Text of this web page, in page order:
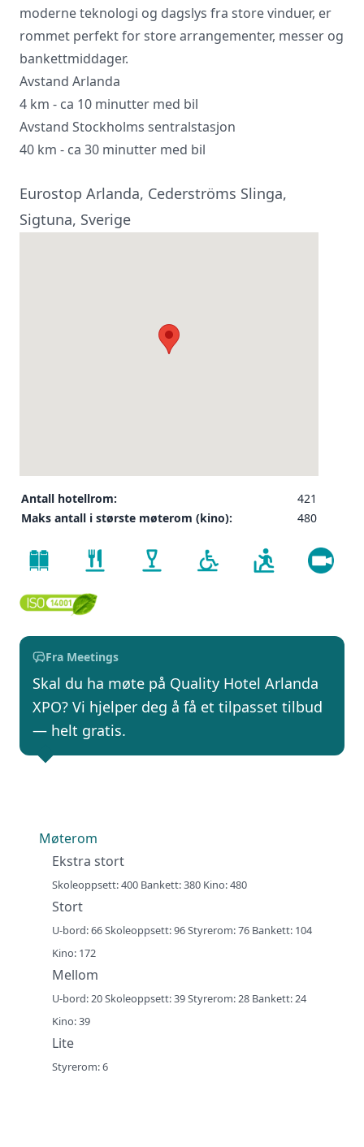
moderne teknologi og dagslys fra store vinduer, er
rommet perfekt for store arrangementer, messer og
bankettmiddager.
Avstand Arlanda
4 km - ca 10 minutter med bil
Avstand Stockholms sentralstasjon
40 km - ca 30 minutter med bil
Eurostop Arlanda, Cederströms Slinga,
Sigtuna, Sverige
Antall hotellrom:
421
Maks antall i største møterom (kino):
480
Fra Meetings
Skal du ha møte på Quality Hotel Arlanda
XPO? Vi hjelper deg å få et tilpasset tilbud
— helt gratis.
Møterom
Ekstra stort
Skoleoppsett: 400 Bankett: 380 Kino: 480
Stort
U-bord: 66 Skoleoppsett: 96 Styrerom: 76 Bankett: 104
Kino: 172
Mellom
U-bord: 20 Skoleoppsett: 39 Styrerom: 28 Bankett: 24
Kino: 39
Lite
Styrerom: 6